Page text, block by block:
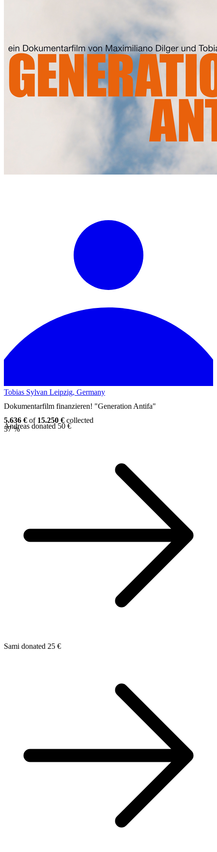
Tobias Sylvan Leipzig, Germany
Dokumentarfilm finanzieren! "Generation Antifa"
5.636 € of 15.250 € collected
37 %
Andreas donated 50 €
Sami donated 25 €